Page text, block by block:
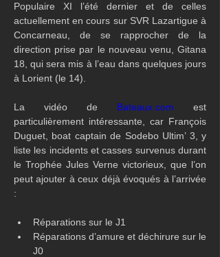
Populaire XI l’été dernier et de celles
actuellement en cours sur SVR Lazartigue à
Concarneau, de se rapprocher de la
direction prise par le nouveau venu, Gitana
18, qui sera mis à l’eau dans quelques jours
à Lorient (le 14).
La vidéo de Bateaux.com est
particulièrement intéressante, car François
Duguet, boat captain de Sodebo Ultim’ 3, y
liste les incidents et casses survenus durant
le Trophée Jules Verne victorieux, que l’on
peut ajouter à ceux déjà évoqués à l’arrivée
:
Réparations sur le J1
Réparations d’amure et déchirure sur le
J0